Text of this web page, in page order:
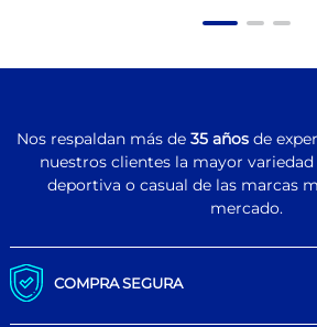
Nos respaldan más de 35 añosde
nuestros clientes la mayor
deportiva o casual de las marcas
mercado.
COMPRA SEGURA